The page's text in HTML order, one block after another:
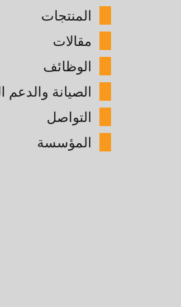
المنتجات
مقالات
الوظائف
الصيانة والدعم
التواصل
المؤسسة